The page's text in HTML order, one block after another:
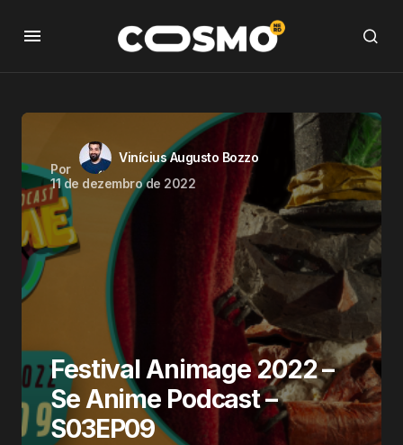
Por
Vinícius Augusto Bozzo
11 de dezembro de 2022
Festival Animage 2022 –
Se Anime Podcast –
S03EP09